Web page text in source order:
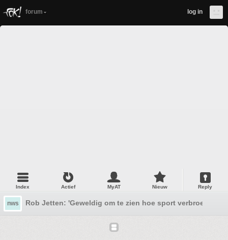
forum log in
Index Actief MyAT Nieuw Reply
nws Rob Jetten: 'Geweldig om te zien hoe sport verbroedert,